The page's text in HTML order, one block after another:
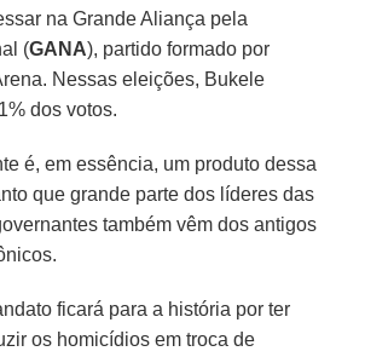
na Grande Aliança pela
(GANA), partido formado por
Nessas eleições, Bukele
dos votos.
é, em essência, um produto dessa
que grande parte dos líderes das
também vêm dos antigos
ficará para a história por ter
os homicídios em troca de